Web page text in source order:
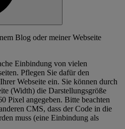
Blog oder meiner Webseite
Einbindung von vielen
Pflegen Sie dafür den
Webseite ein. Sie können durch
(Width) die Darstellungsgröße
Pixel angegeben. Bitte beachten
CMS, dass der Code in die
muss (eine Einbindung als